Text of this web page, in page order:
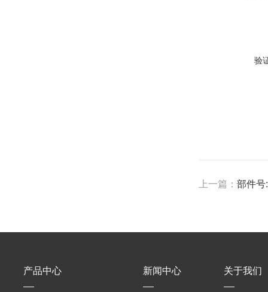
验
上一篇：部件号
产品中心 新闻中心 关于我们